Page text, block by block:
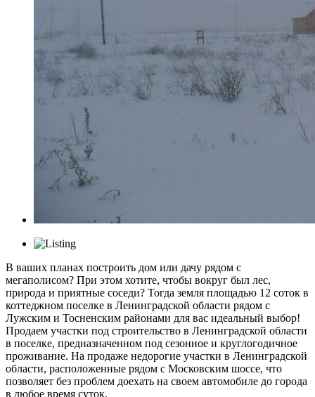
В ваших планах построить дом или дачу рядом с
мегаполисом? При этом хотите, чтобы вокруг был лес,
природа и приятные соседи? Тогда земля площадью 12 соток в
коттеджном поселке в Ленинградской области рядом с
Лужским и Тосненским районами для вас идеальный выбор!
Продаем участки под строительство в Ленинградской области
в поселке, предназначенном под сезонное и круглогодичное
проживание. На продаже недорогие участки в Ленинградской
области, расположенные рядом с Московским шоссе, что
позволяет без проблем доехать на своем автомобиле до города
в любое время суток.